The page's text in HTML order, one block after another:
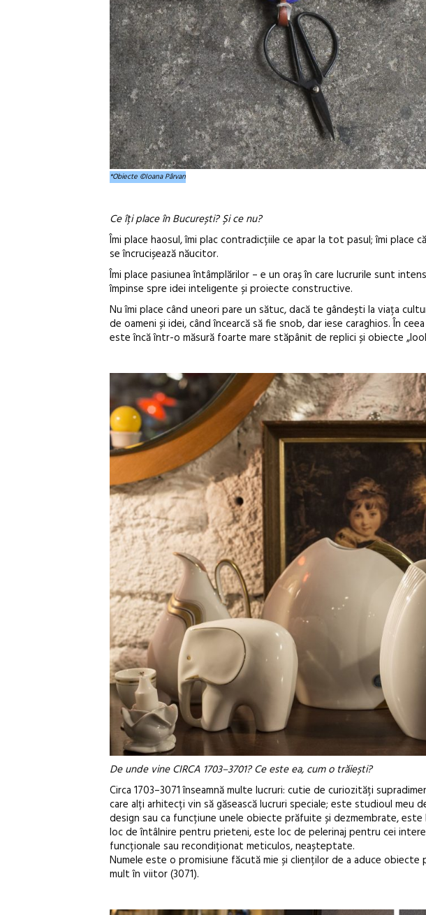
*Obiecte ©Ioana Pârvan
Ce îți place în București? Și ce nu?
Îmi place haosul, îmi plac contradicțiile ce apar la tot pasul; îmi
se încrucișează năucitor.
Îmi place pasiunea întâmplărilor – e un oraș în care lucrurile sunt
împinse spre idei inteligente și proiecte constructive.
Nu îmi place când uneori pare un sătuc, dacă te gândești la viața
de oameni și idei, când încearcă să fie snob, dar iese caraghios. În
este încă într-o măsură foarte mare stăpânit de replici și obiecte
De unde vine CIRCA 1703–3701? Ce este ea, cum o trăiești?
Circa 1703–3071 înseamnă multe lucruri: cutie de curiozități
care alți arhitecți vin să găsească lucruri speciale; este studioul meu
design sau ca funcțiune unele obiecte prăfuite și dezmembrate,
loc de întâlnire pentru prieteni, este loc de pelerinaj pentru cei
funcționale sau recondiționat meticulos, neașteptate.
Numele este o promisiune făcută mie și clienților de a aduce
mult în viitor (3071).